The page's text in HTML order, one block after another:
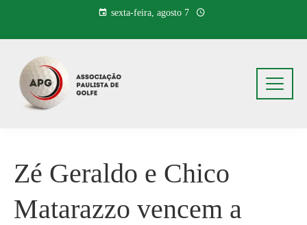
o
conteúdo
sexta-feira, agosto 7
Zé Geraldo e Chico
Matarazzo vencem a